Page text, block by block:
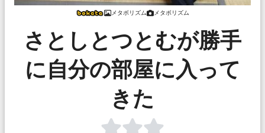
メタボリズム メタボリズム
さとしとつとむが勝手
に自分の部屋に入って
きた